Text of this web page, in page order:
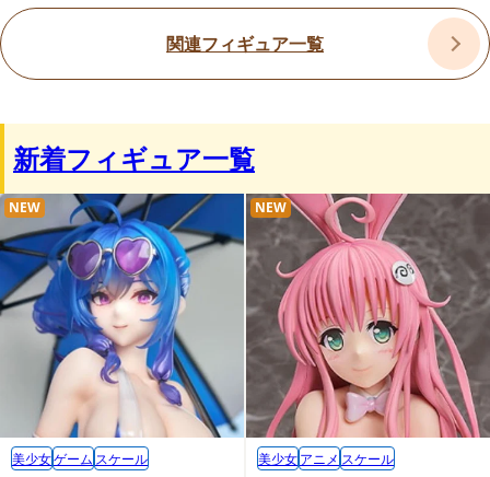
関連フィギュア一覧
新着フィギュア一覧
NEW
美少女ゲーム スケール
NEW
美少女アニメ スケール